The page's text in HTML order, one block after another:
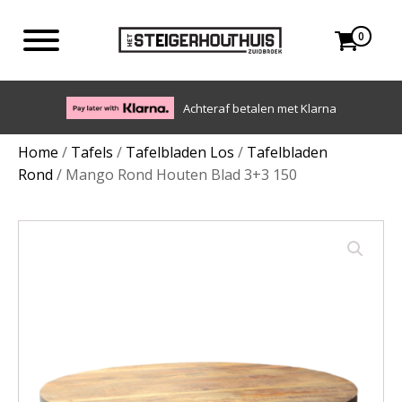
0
Eigen bezorgdienst in NL en BE. Afhalen ook mogelijk.
Home / Tafels / Tafelbladen Los / Tafelbladen
Rond / Mango Rond Houten Blad 3+3 150